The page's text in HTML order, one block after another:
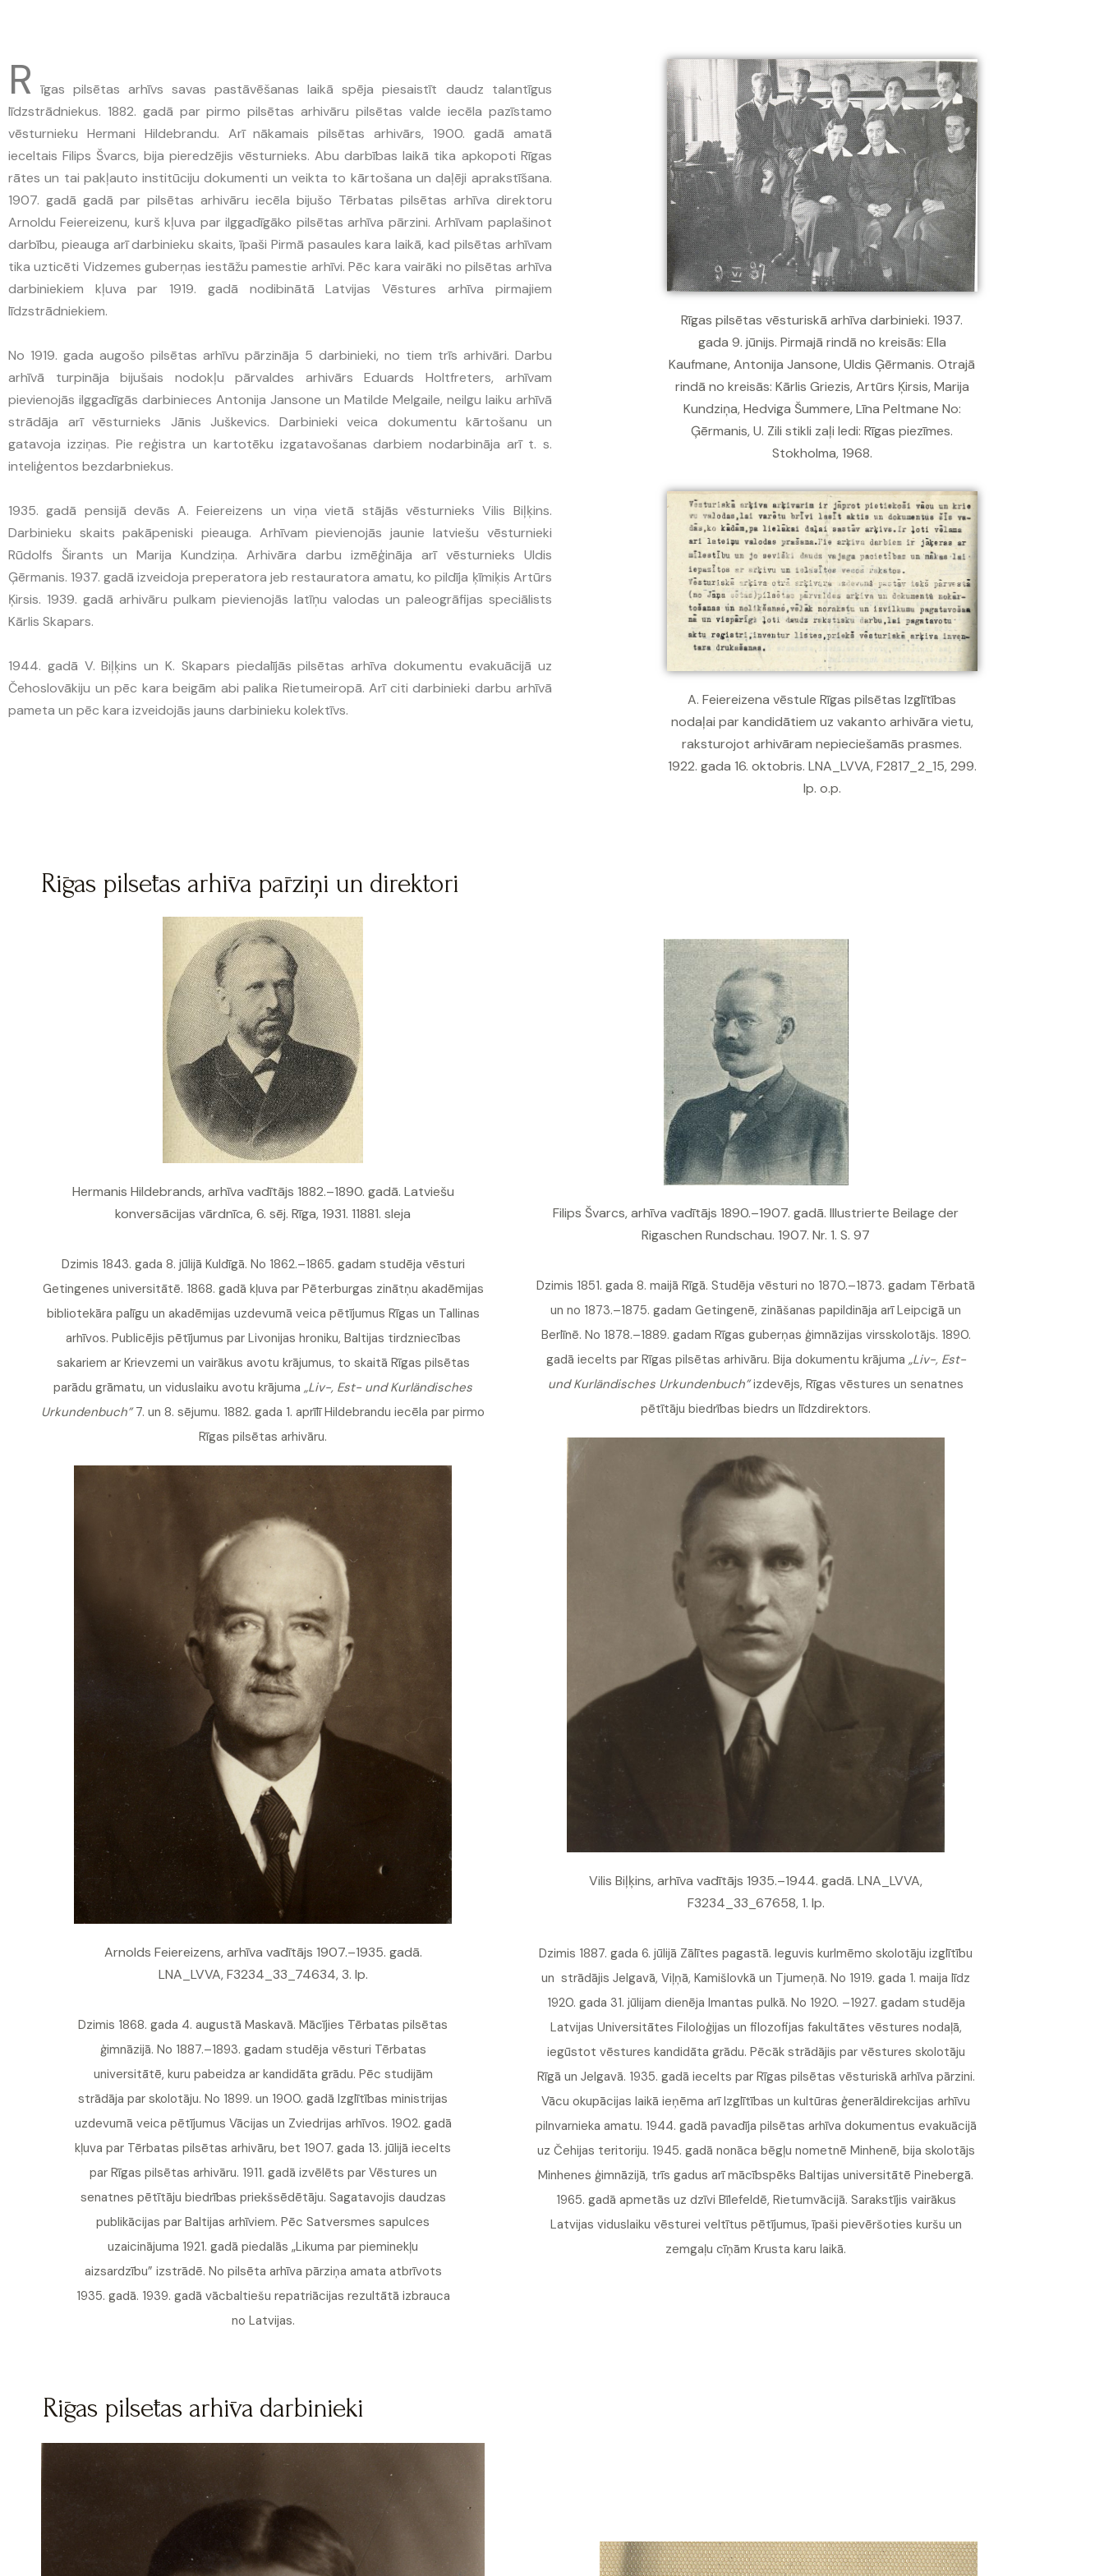
R
īgas pilsētas arhīvs savas pastāvēšanas laikā spēja piesaistīt daudz talantīgus
līdzstrādniekus. 1882. gadā par pirmo pilsētas arhivāru pilsētas valde iecēla pazīstamo
vēsturnieku Hermani Hildebrandu. Arī nākamais pilsētas arhivārs, 1900. gadā amatā
ieceltais Filips Švarcs, bija pieredzējis vēsturnieks. Abu darbības laikā tika apkopoti Rīgas
rātes un tai pakļauto institūciju dokumenti un veikta to kārtošana un daļēji aprakstīšana.
1907. gadā gadā par pilsētas arhivāru iecēla bijušo Tērbatas pilsētas arhīva direktoru
Arnoldu Feiereizenu, kurš kļuva par ilggadīgāko pilsētas arhīva pārzini. Arhīvam paplašinot
darbību, pieauga arī darbinieku skaits, īpaši Pirmā pasaules kara laikā, kad pilsētas arhīvam
tika uzticēti Vidzemes guberņas iestāžu pamestie arhīvi. Pēc kara vairāki no pilsētas arhīva
darbiniekiem kļuva par 1919. gadā nodibinātā Latvijas Vēstures arhīva pirmajiem
līdzstrādniekiem.
No 1919. gada augošo pilsētas arhīvu pārzināja 5 darbinieki, no tiem trīs arhivāri. Darbu
arhīvā turpināja bijušais nodokļu pārvaldes arhivārs Eduards Holtfreters, arhīvam
pievienojās ilggadīgās darbinieces Antonija Jansone un Matilde Melgaile, neilgu laiku arhīvā
strādāja arī vēsturnieks Jānis Juškevics. Darbinieki veica dokumentu kārtošanu un
gatavoja izziņas. Pie reģistra un kartotēku izgatavošanas darbiem nodarbināja arī t. s.
inteliģentos bezdarbniekus.
1935. gadā pensijā devās A. Feiereizens un viņa vietā stājās vēsturnieks Vilis Biļķins.
Darbinieku skaits pakāpeniski pieauga. Arhīvam pievienojās jaunie latviešu vēsturnieki
Rūdolfs Širants un Marija Kundziņa. Arhivāra darbu izmēģināja arī vēsturnieks Uldis
Ģērmanis. 1937. gadā izveidoja preperatora jeb restauratora amatu, ko pildīja ķīmiķis Artūrs
Ķirsis. 1939. gadā arhivāru pulkam pievienojās latīņu valodas un paleogrāfijas speciālists
Kārlis Skapars.
1944. gadā V. Biļķins un K. Skapars piedalījās pilsētas arhīva dokumentu evakuācijā uz
Čehoslovākiju un pēc kara beigām abi palika Rietumeiropā. Arī citi darbinieki darbu arhīvā
pameta un pēc kara izveidojās jauns darbinieku kolektīvs.
Rīgas pilsētas vēsturiskā arhīva darbinieki. 1937.
gada 9. jūnijs. Pirmajā rindā no kreisās: Ella
Kaufmane, Antonija Jansone, Uldis Ģērmanis. Otrajā
rindā no kreisās: Kārlis Griezis, Artūrs Ķirsis, Marija
Kundziņa, Hedviga Šummere, Līna Peltmane No:
Ģērmanis, U. Zili stikli zaļi ledi: Rīgas piezīmes.
Stokholma, 1968.
A. Feiereizena vēstule Rīgas pilsētas Izglītības
nodaļai par kandidātiem uz vakanto arhivāra vietu,
raksturojot arhivāram nepieciešamās prasmes.
1922. gada 16. oktobris. LNA_LVVA, F2817_2_15, 299.
lp. o.p.
Rīgas pilsētas arhīva pārziņi un direktori
Hermanis Hildebrands, arhīva vadītājs 1882.–1890. gadā. Latviešu
konversācijas vārdnīca, 6. sēj. Rīga, 1931. 11881. sleja
Dzimis 1843. gada 8. jūlijā Kuldīgā. No 1862.–1865. gadam studēja vēsturi
Getingenes universitātē. 1868. gadā kļuva par Pēterburgas zinātņu akadēmijas
bibliotekāra palīgu un akadēmijas uzdevumā veica pētījumus Rīgas un Tallinas
arhīvos. Publicējis pētījumus par Livonijas hroniku, Baltijas tirdzniecības
sakariem ar Krievzemi un vairākus avotu krājumus, to skaitā Rīgas pilsētas
parādu grāmatu, un viduslaiku avotu krājuma „Liv-, Est- und Kurländisches
Urkundenbuch”7. un 8. sējumu. 1882. gada 1. aprīlī Hildebrandu iecēla par pirmo
Rīgas pilsētas arhivāru.
Arnolds Feiereizens, arhīva vadītājs 1907.–1935. gadā.
LNA_LVVA, F3234_33_74634, 3. lp.
Dzimis 1868. gada 4. augustā Maskavā. Mācījies Tērbatas pilsētas
ģimnāzijā. No 1887.–1893. gadam studēja vēsturi Tērbatas
universitātē, kuru pabeidza ar kandidāta grādu. Pēc studijām
strādāja par skolotāju. No 1899. un 1900. gadā Izglītības ministrijas
uzdevumā veica pētījumus Vācijas un Zviedrijas arhīvos. 1902. gadā
kļuva par Tērbatas pilsētas arhivāru, bet 1907. gada 13. jūlijā iecelts
par Rīgas pilsētas arhivāru. 1911. gadā izvēlēts par Vēstures un
senatnes pētītāju biedrības priekšsēdētāju. Sagatavojis daudzas
publikācijas par Baltijas arhīviem. Pēc Satversmes sapulces
uzaicinājuma 1921. gadā piedalās „Likuma par pieminekļu
aizsardzību” izstrādē. No pilsēta arhīva pārziņa amata atbrīvots
1935. gadā. 1939. gadā vācbaltiešu repatriācijas rezultātā izbrauca
no Latvijas.
Filips Švarcs, arhīva vadītājs 1890.–1907. gadā. Illustrierte Beilage der
Rigaschen Rundschau. 1907. Nr. 1. S. 97
Dzimis 1851. gada 8. maijā Rīgā. Studēja vēsturi no 1870.–1873. gadam Tērbatā
un no 1873.–1875. gadam Getingenē, zināšanas papildināja arī Leipcigā un
Berlīnē. No 1878.–1889. gadam Rīgas guberņas ģimnāzijas virsskolotājs. 1890.
gadā iecelts par Rīgas pilsētas arhivāru. Bija dokumentu krājuma „Liv-, Est-
und Kurländisches Urkundenbuch”izdevējs, Rīgas vēstures un senatnes
pētītāju biedrības biedrs un līdzdirektors.
Vilis Biļķins, arhīva vadītājs 1935.–1944. gadā. LNA_LVVA,
F3234_33_67658, 1. lp.
Dzimis 1887. gada 6. jūlijā Zālītes pagastā. Ieguvis kurlmēmo skolotāju izglītību
un strādājis Jelgavā, Viļņā, Kamišlovkā un Tjumeņā. No 1919. gada 1. maija līdz
1920. gada 31. jūlijam dienēja Imantas pulkā. No 1920. –1927. gadam studēja
Latvijas Universitātes Filoloģijas un filozofijas fakultātes vēstures nodaļā,
iegūstot vēstures kandidāta grādu. Pēcāk strādājis par vēstures skolotāju
Rīgā un Jelgavā. 1935. gadā iecelts par Rīgas pilsētas vēsturiskā arhīva pārzini.
Vācu okupācijas laikā ieņēma arī Izglītības un kultūras ģenerāldirekcijas arhīvu
pilnvarnieka amatu. 1944. gadā pavadīja pilsētas arhīva dokumentus evakuācijā
uz Čehijas teritoriju. 1945. gadā nonāca bēgļu nometnē Minhenē, bija skolotājs
Minhenes ģimnāzijā, trīs gadus arī mācībspēks Baltijas universitātē Pinebergā.
1965. gadā apmetās uz dzīvi Bīlefeldē, Rietumvācijā. Sarakstījis vairākus
Latvijas viduslaiku vēsturei veltītus pētījumus, īpaši pievēršoties kuršu un
zemgaļu cīņām Krusta karu laikā.
Rīgas pilsētas arhīva darbinieki